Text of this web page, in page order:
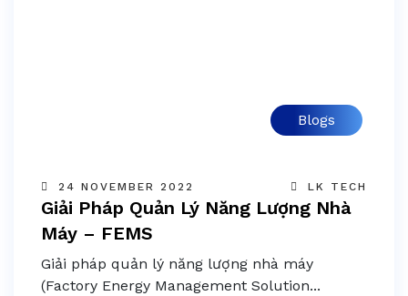
Blogs
24 NOVEMBER 2022 LK TECH
Giải Pháp Quản Lý Năng Lượng Nhà
Máy – FEMS
Giải pháp quản lý năng lượng nhà máy
(Factory Energy Management Solution...